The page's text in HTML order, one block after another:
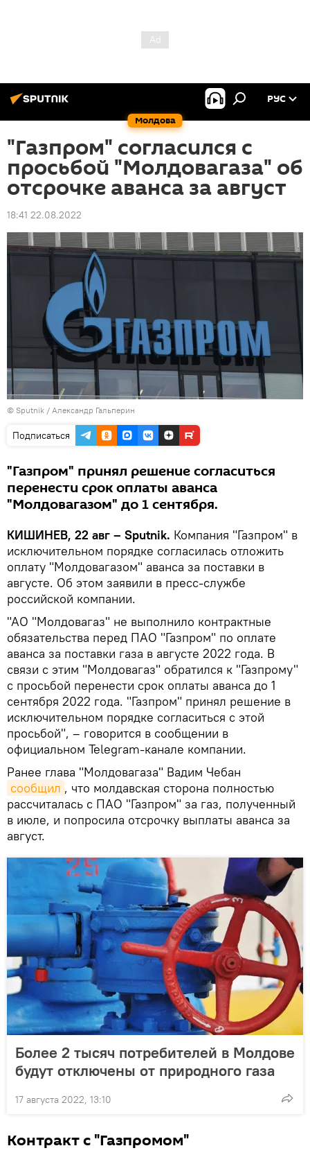
Молдова
РУС
"Газпром" согласился с
просьбой "Молдовагаза" об
отсрочке аванса за август
18:41 22.08.2022
© Sputnik / Александр Гальперин
Подписаться
"Газпром" принял решение согласиться
перенести срок оплаты аванса
"Молдовагазом" до 1 сентября.
КИШИНЕВ, 22 авг – Sputnik. Компания "Газпром" в
исключительном порядке согласилась отложить
оплату "Молдовагазом" аванса за поставки в
августе. Об этом заявили в пресс-службе
российской компании.
"АО "Молдовагаз" не выполнило контрактные
обязательства перед ПАО "Газпром" по оплате
аванса за поставки газа в августе 2022 года. В
связи с этим "Молдовагаз" обратился к "Газпрому"
с просьбой перенести срок оплаты аванса до 1
сентября 2022 года. "Газпром" принял решение в
исключительном порядке согласиться с этой
просьбой", – говорится в сообщении в
официальном Telegram-канале компании.
Ранее глава "Молдовагаза" Вадим Чебан
сообщил , что молдавская сторона полностью
рассчиталась с ПАО "Газпром" за газ, полученный
в июле, и попросила отсрочку выплаты аванса за
август.
Более 2 тысяч потребителей в Молдове
будут отключены от природного газа
17 августа 2022, 13:10
Контракт с "Газпромом"